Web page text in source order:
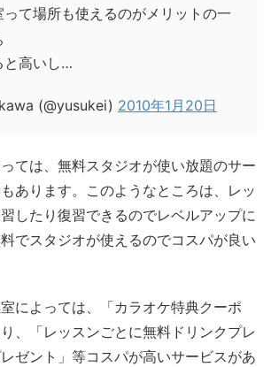
て場所も使えるのがメリットの一
と高いし…
(@yusukei) 2010年1月20日
ては、無料スタジオが使い放題のサー
あります。このようなところは、レッ
したり復習できるのでレベルアップに
でスタジオが使えるのでコスパが良い
によっては、「カラオケ特典クーポ
、「レッスンごとに無料ドリンクプレ
ゼント」等コスパが高いサービスがあ